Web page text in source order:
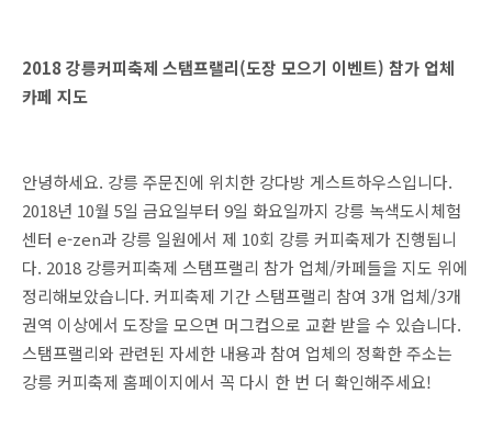
2018 강릉커피축제 스탬프랠리(도장 모으기 이벤트) 참가 업체
카페 지도
안녕하세요. 강릉 주문진에 위치한 강다방 게스트하우스입니다.
2018년 10월 5일 금요일부터 9일 화요일까지 강릉 녹색도시체험
센터 e-zen과 강릉 일원에서 제 10회 강릉 커피축제가 진행됩니
다. 2018 강릉커피축제 스탬프랠리 참가 업체/카페들을 지도 위에
정리해보았습니다. 커피축제 기간 스탬프랠리 참여 3개 업체/3개
권역 이상에서 도장을 모으면 머그컵으로 교환 받을 수 있습니다.
스탬프랠리와 관련된 자세한 내용과 참여 업체의 정확한 주소는
강릉 커피축제 홈페이지에서 꼭 다시 한 번 더 확인해주세요!